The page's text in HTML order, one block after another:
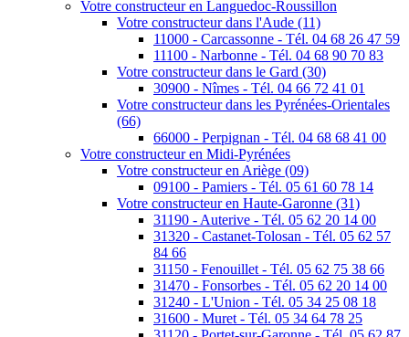
Votre constructeur en Languedoc-Roussillon
Votre constructeur dans l'Aude (11)
11000 - Carcassonne - Tél. 04 68 26 47 59
11100 - Narbonne - Tél. 04 68 90 70 83
Votre constructeur dans le Gard (30)
30900 - Nîmes - Tél. 04 66 72 41 01
Votre constructeur dans les Pyrénées-Orientales
(66)
66000 - Perpignan - Tél. 04 68 68 41 00
Votre constructeur en Midi-Pyrénées
Votre constructeur en Ariège (09)
09100 - Pamiers - Tél. 05 61 60 78 14
Votre constructeur en Haute-Garonne (31)
31190 - Auterive - Tél. 05 62 20 14 00
31320 - Castanet-Tolosan - Tél. 05 62 57
84 66
31150 - Fenouillet - Tél. 05 62 75 38 66
31470 - Fonsorbes - Tél. 05 62 20 14 00
31240 - L'Union - Tél. 05 34 25 08 18
31600 - Muret - Tél. 05 34 64 78 25